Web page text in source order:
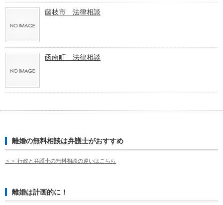
藤枝市 法律相談
函南町 法律相談
離婚の無料相談は弁護士がおすすめ
＞＞ 行政と弁護士の無料相談の違いはこちら
離婚は計画的に！